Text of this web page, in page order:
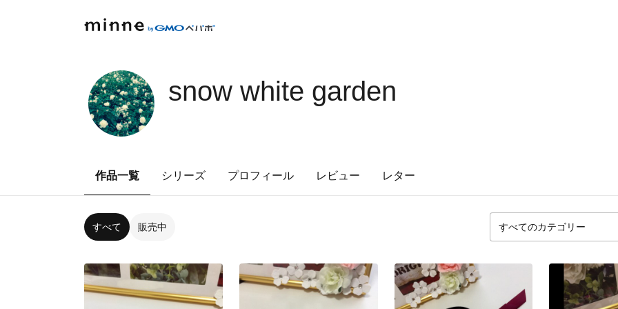
snow white garden
作品一覧 シリーズ プロフィール レビュー レター
すべて 販売中